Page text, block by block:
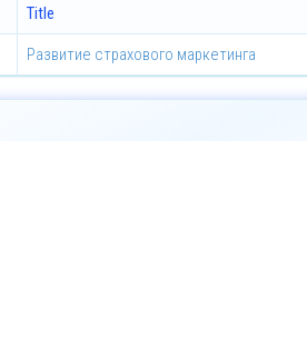
Title
Развитие страхового маркетинга